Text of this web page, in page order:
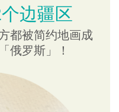
边疆区
都被简约地画成
俄罗斯」！